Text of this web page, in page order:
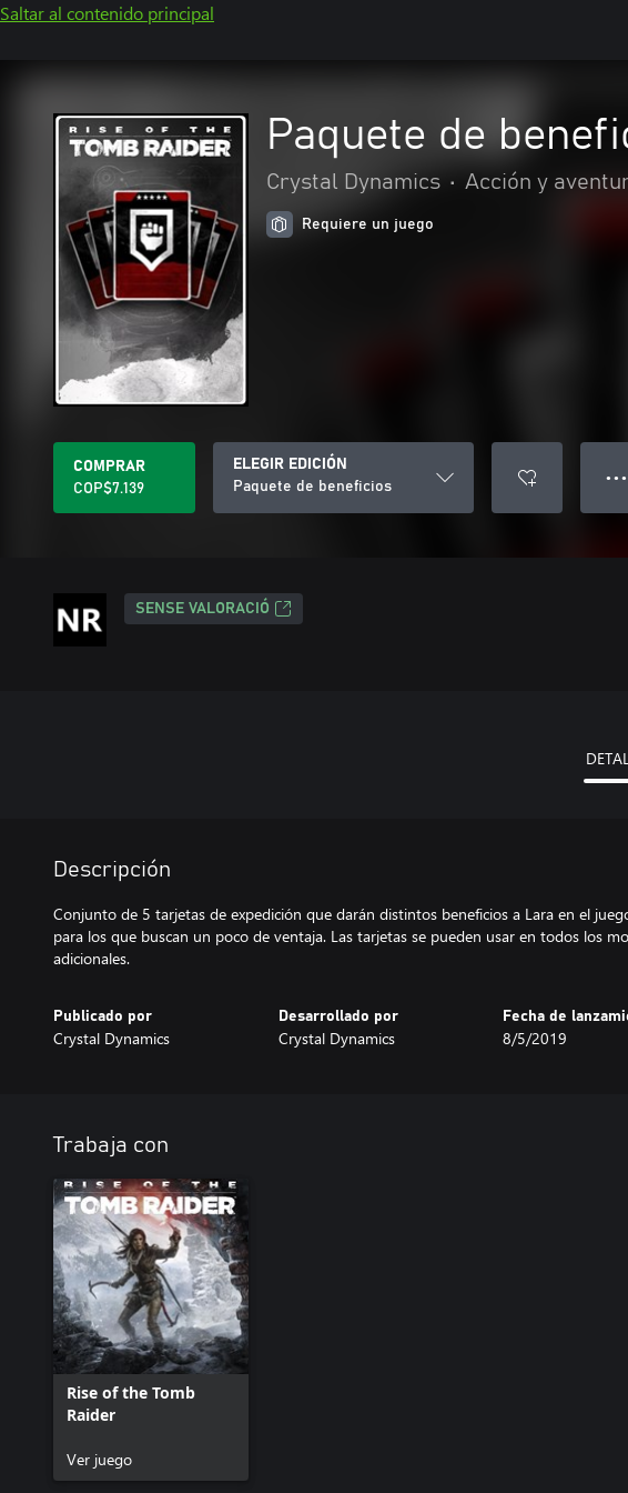
Saltar al contenido principal
Paquete de
Crystal Dynamics • Acción y
Requiere un juego
COMPRAR
COP$7.139
ELEGIR EDICIÓN
Paquete de beneficios
● ● ●
SENSE VALORACIÓ
Descripción
Conjunto de 5 tarjetas de expedición que darán distintos beneficios a Lara en el
para los que buscan un poco de ventaja. Las tarjetas se pueden usar en todos los
adicionales.
Publicado por
Crystal Dynamics
Desarrollado por
Crystal Dynamics
Fecha de
8/5/2019
Trabaja con
Rise of the Tomb
Raider
Ver juego